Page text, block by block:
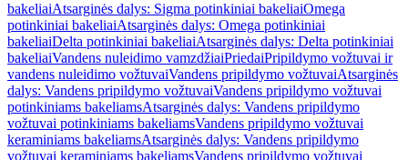
bakeliaiAtsarginės dalys: Sigma potinkiniai bakeliaiOmega
potinkiniai bakeliaiAtsarginės dalys: Omega potinkiniai
bakeliaiDelta potinkiniai bakeliaiAtsarginės dalys: Delta potinkiniai
bakeliaiVandens nuleidimo vamzdžiaiPriedaiPripildymo vožtuvai ir
vandens nuleidimo vožtuvaiVandens pripildymo vožtuvaiAtsarginės
dalys: Vandens pripildymo vožtuvaiVandens pripildymo vožtuvai
potinkiniams bakeliamsAtsarginės dalys: Vandens pripildymo
vožtuvai potinkiniams bakeliamsVandens pripildymo vožtuvai
keraminiams bakeliamsAtsarginės dalys: Vandens pripildymo
vožtuvai keraminiams bakeliamsVandens pripildymo vožtuvai